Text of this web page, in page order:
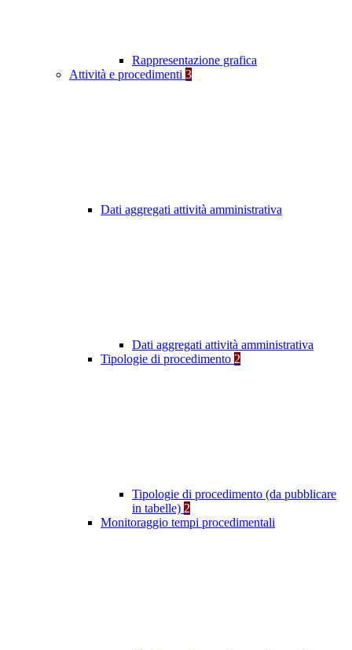
Rappresentazione grafica
Attività e procedimenti 3
Dati aggregati attività amministrativa
Dati aggregati attività amministrativa
Tipologie di procedimento 2
Tipologie di procedimento (da pubblicare
in tabelle) 2
Monitoraggio tempi procedimentali